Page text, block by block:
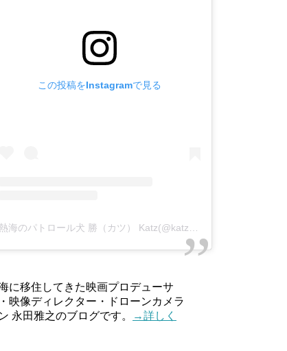
この投稿をInstagramで見る
に移住してきた映画プロデューサ
映像ディレクター・ドローンカメラ
永田雅之のブログです。
→詳しく